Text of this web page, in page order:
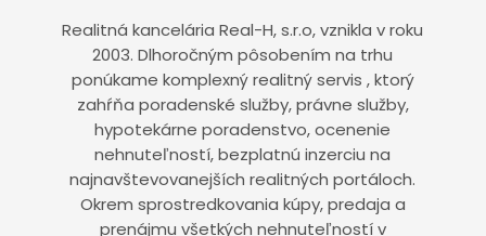
Realitná kancelária Real-H, s.r.o, vznikla v roku
2003. Dlhoročným pôsobením na trhu
ponúkame komplexný realitný servis , ktorý
zahŕňa poradenské služby, právne služby,
hypotekárne poradenstvo, ocenenie
nehnuteľností, bezplatnú inzerciu na
najnavštevovanejších realitných portáloch.
Okrem sprostredkovania kúpy, predaja a
prenájmu všetkých nehnuteľností v